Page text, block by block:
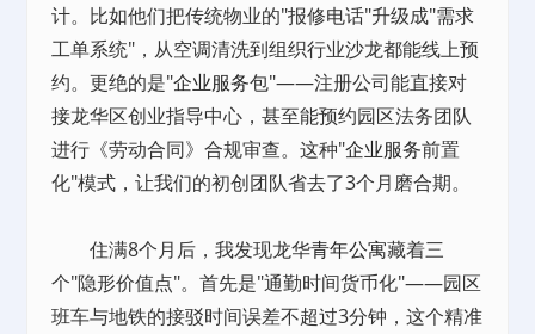
计。比如他们把传统物业的"报修电话"升级成"需求
工单系统"，从空调清洗到组织行业沙龙都能线上预
约。更绝的是"企业服务包"——注册公司能直接对
接龙华区创业指导中心，甚至能预约园区法务团队
进行《劳动合同》合规审查。这种"企业服务前置
化"模式，让我们的初创团队省去了3个月磨合期。
住满8个月后，我发现龙华青年公寓藏着三
个"隐形价值点"。首先是"通勤时间货币化"——园区
班车与地铁的接驳时间误差不超过3分钟，这个精准